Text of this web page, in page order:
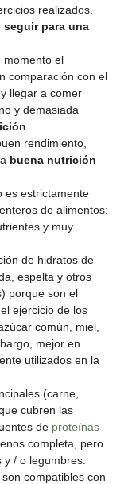
realizados.
seguir para una
momento el
comparación con el
llegar a comer
y demasiada
rendimiento,
buena nutrición
es estrictamente
de alimentos:
y muy
de hidratos de
espelta y otros
porque son el
ejercicio de los
común, miel,
mejor en
utilizados en la
(carne,
cubren las
de proteínas
completa, pero
/ o legumbres.
compatibles con